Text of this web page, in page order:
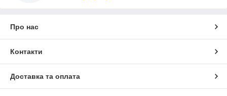
Про нас
Контакти
Доставка та оплата